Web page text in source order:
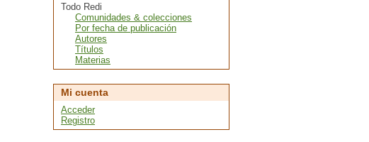
Todo Redi
Comunidades & colecciones
Por fecha de publicación
Autores
Títulos
Materias
Mi cuenta
Acceder
Registro